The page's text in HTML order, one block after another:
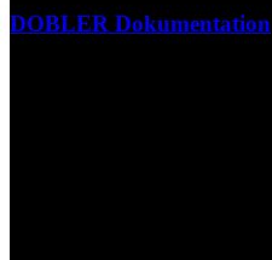
DOBLER Dokumentation